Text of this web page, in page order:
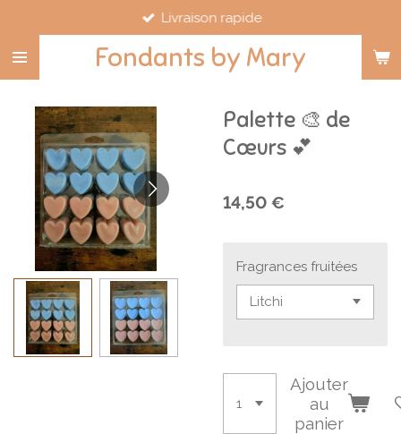
contenu
principal
Fondants by Mary
Livraison rapide
Palette 🎨 de
Cœurs 💕
14,50 €
Fragrances fruitées
Ajouter
au
panier